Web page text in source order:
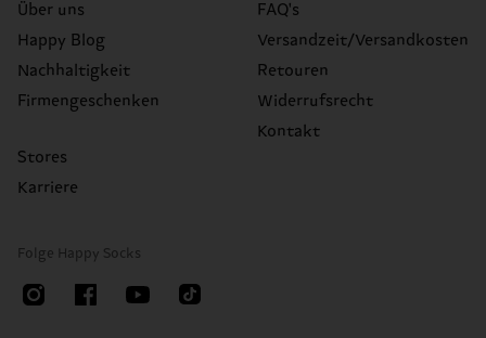
Über uns
Happy Blog
Nachhaltigkeit
Firmengeschenken
Stores
Karriere
FAQ's
Versandzeit/Versandkosten
Retouren
Widerrufsrecht
Kontakt
Folge Happy Socks